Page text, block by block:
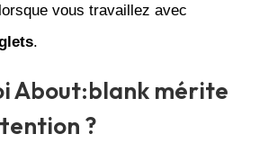
vous travaillez avec
.
About:blank mérite
?